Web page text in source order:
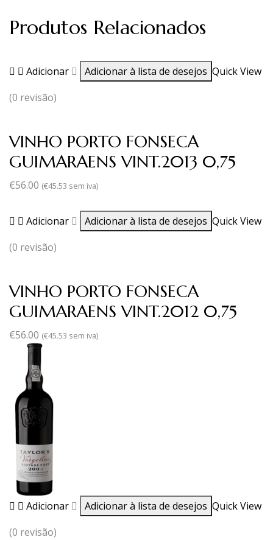
Produtos Relacionados
Adicionar Adicionar à lista de desejos Quick View
(0 revisão)
VINHO PORTO FONSECA
GUIMARAENS VINT.2013 0,75
€56.00 (€45.53 sem iva)
Adicionar Adicionar à lista de desejos Quick View
(0 revisão)
VINHO PORTO FONSECA
GUIMARAENS VINT.2012 0,75
€56.00 (€45.53 sem iva)
Adicionar Adicionar à lista de desejos Quick View
(0 revisão)